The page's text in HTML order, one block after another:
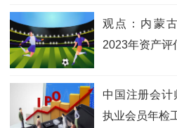
观点：内蒙
2023年资产评
中国注册会计
执业会员年检